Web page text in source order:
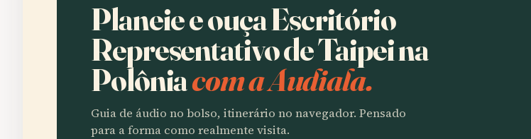
Planeie e ouça Escritório
Representativo de Taipei na
Polôniacom a Audiala.
Guia de áudio no bolso, itinerário no navegador. Pensado
para a forma como realmente visita.